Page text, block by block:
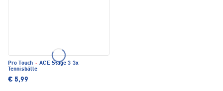
Pro Touch · ACE Stage 3 3x
Tennisbälle
€ 5,99